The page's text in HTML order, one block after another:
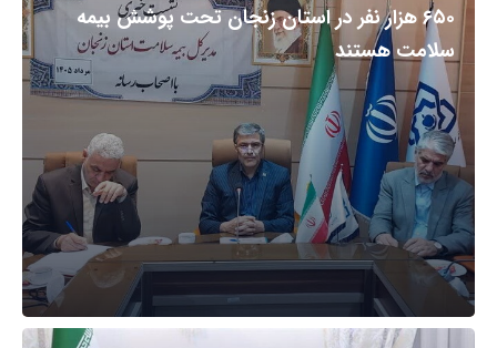
۶۵۰ هزار نفر در استان زنجان تحت پوشش بیمه
سلامت هستند